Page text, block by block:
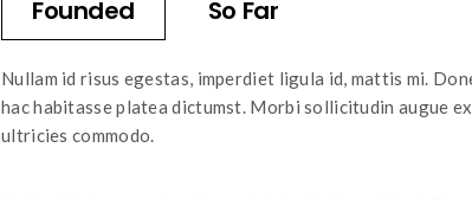
Founded So Far
Nullam id risus egestas, imperdiet ligula id, mattis mi.
hac habitasse platea dictumst. Morbi sollicitudin augue
ultricies commodo.